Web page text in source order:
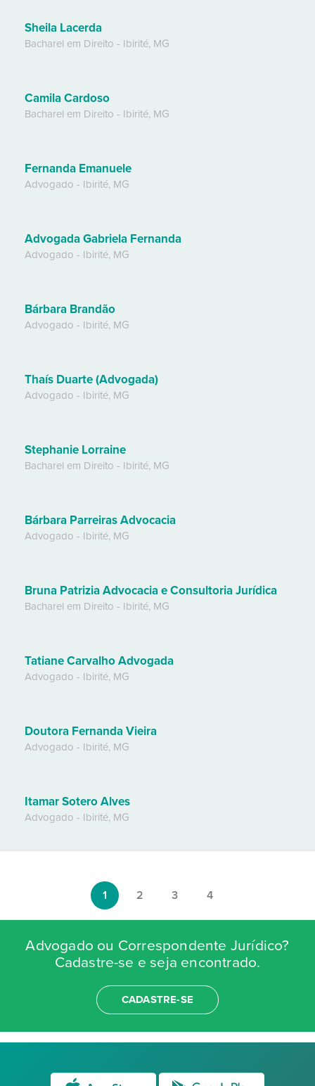
Sheila Lacerda
Bacharel em Direito - Ibirité, MG
Camila Cardoso
Bacharel em Direito - Ibirité, MG
Fernanda Emanuele
Advogado - Ibirité, MG
Advogada Gabriela Fernanda
Advogado - Ibirité, MG
Bárbara Brandão
Advogado - Ibirité, MG
Thaís Duarte (Advogada)
Advogado - Ibirité, MG
Stephanie Lorraine
Bacharel em Direito - Ibirité, MG
Bárbara Parreiras Advocacia
Advogado - Ibirité, MG
Bruna Patrizia Advocacia e Consultoria Jurídica
Bacharel em Direito - Ibirité, MG
Tatiane Carvalho Advogada
Advogado - Ibirité, MG
Doutora Fernanda Vieira
Advogado - Ibirité, MG
Itamar Sotero Alves
Advogado - Ibirité, MG
1 2 3 4
Advogado ou Correspondente Jurídico?
Cadastre-se e seja encontrado.
CADASTRE-SE